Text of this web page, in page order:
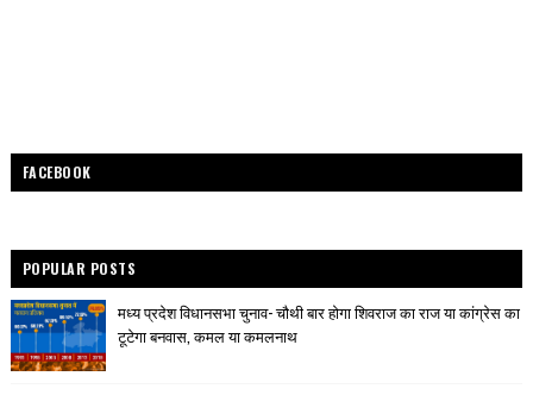
FACEBOOK
POPULAR POSTS
मध्य प्रदेश विधानसभा चुनाव- चौथी बार होगा शिवराज का राज या कांग्रेस का
टूटेगा बनवास, कमल या कमलनाथ